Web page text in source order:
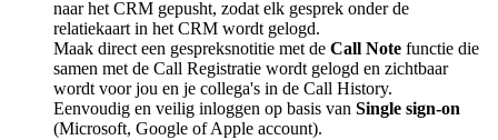
naar het CRM gepusht, zodat elk gesprek onder de
relatiekaart in het CRM wordt gelogd.
Maak direct een gespreksnotitie met de Call Note functie die
samen met de Call Registratie wordt gelogd en zichtbaar
wordt voor jou en je collega's in de Call History.
Eenvoudig en veilig inloggen op basis van Single sign-on
(Microsoft, Google of Apple account).